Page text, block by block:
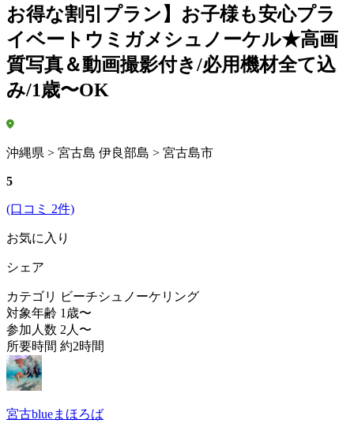
お得な割引プラン】お子様も安心プラ
イベートウミガメシュノーケル★高画
質写真＆動画撮影付き/必用機材全て込
み/1歳〜OK
沖縄県 > 宮古島 伊良部島 > 宮古島市
5
(口コミ 2件)
お気に入り
シェア
カテゴリ
ビーチシュノーケリング
対象年齢 1歳〜
参加人数 2人〜
所要時間 約2時間
宮古blueまほろば